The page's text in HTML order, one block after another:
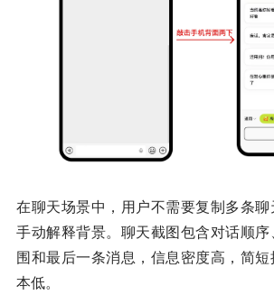
在聊天场景中，用户不需要复制多条
手动解释背景。聊天截图包含对话顺
围和最后一条消息，信息密度高，简
本低。